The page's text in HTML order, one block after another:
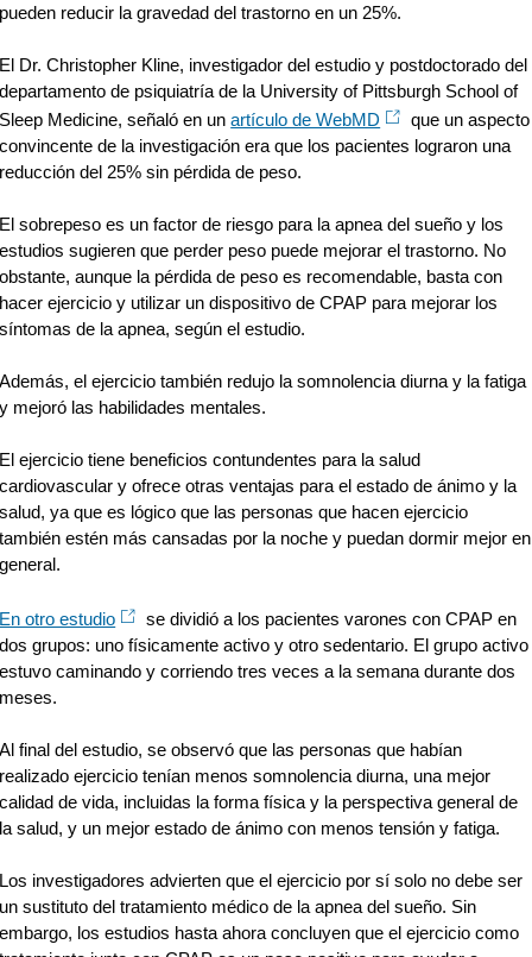
pueden reducir la gravedad del trastorno en un 25%.
El Dr. Christopher Kline, investigador del estudio y postdoctorado del
departamento de psiquiatría de la University of Pittsburgh School of
Sleep Medicine, señaló en unartículo de WebMD
que un aspecto
convincente de la investigación era que los pacientes lograron una
reducción del 25% sin pérdida de peso.
El sobrepeso es un factor de riesgo para la apnea del sueño y los
estudios sugieren que perder peso puede mejorar el trastorno. No
obstante, aunque la pérdida de peso es recomendable, basta con
hacer ejercicio y utilizar un dispositivo de CPAP para mejorar los
síntomas de la apnea, según el estudio.
Además, el ejercicio también redujo la somnolencia diurna y la fatiga
y mejoró las habilidades mentales.
El ejercicio tiene beneficios contundentes para la salud
cardiovascular y ofrece otras ventajas para el estado de ánimo y la
salud, ya que es lógico que las personas que hacen ejercicio
también estén más cansadas por la noche y puedan dormir mejor en
general.
En otro estudio
se dividió a los pacientes varones con CPAP en
dos grupos: uno físicamente activo y otro sedentario. El grupo activo
estuvo caminando y corriendo tres veces a la semana durante dos
meses.
Al final del estudio, se observó que las personas que habían
realizado ejercicio tenían menos somnolencia diurna, una mejor
calidad de vida, incluidas la forma física y la perspectiva general de
la salud, y un mejor estado de ánimo con menos tensión y fatiga.
Los investigadores advierten que el ejercicio por sí solo no debe ser
un sustituto del tratamiento médico de la apnea del sueño. Sin
embargo, los estudios hasta ahora concluyen que el ejercicio como